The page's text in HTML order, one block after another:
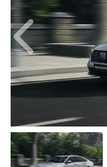
Anterior